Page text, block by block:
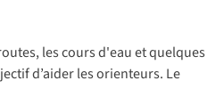
les cours d'eau et quelques
d’aider les orienteurs. Le